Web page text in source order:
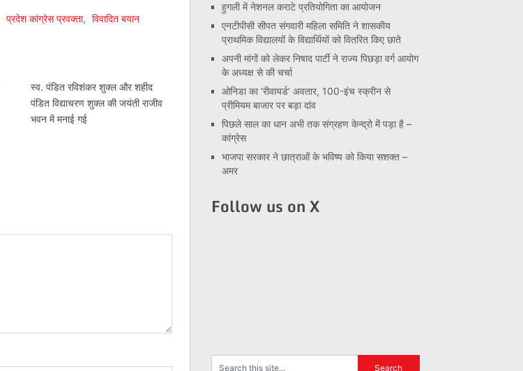
प्रदेश कांग्रेस प्रवक्ता, विवादित बयान
स्व. पंडित रविशंकर शुक्ल और शहीद
पंडित विद्याचरण शुक्ल की जयंती राजीव
भवन में मनाई गई
हुगली में नेशनल कराटे प्रतियोगिता का आयोजन
एनटीपीसी सीपत संगवारी महिला समिति ने शासकीय
प्राथमिक विद्यालयों के विद्यार्थियों को वितरित किए छाते
अपनी मांगों को लेकर निषाद पार्टी ने राज्य पिछड़ा वर्ग आयोग
के अध्यक्ष से की चर्चा
ओनिडा का ‘रीवायर्ड’ अवतार, 100-इंच स्क्रीन से
प्रीमियम बाजार पर बड़ा दांव
पिछले साल का धान अभी तक संग्रहण केन्द्रो में पड़ा है –
कांग्रेस
भाजपा सरकार ने छात्राओं के भविष्य को किया सशक्त –
अमर
Follow us on X